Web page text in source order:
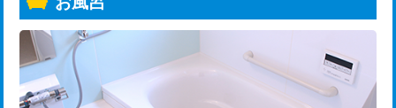
トーラー機使用/3mまで
追加トーラー機使用/3m超え
カメラ調査 33,000円